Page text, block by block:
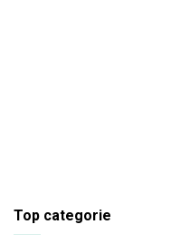
Top categorie